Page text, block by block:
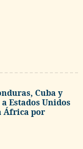
Cuba y
Estados Unidos
África por